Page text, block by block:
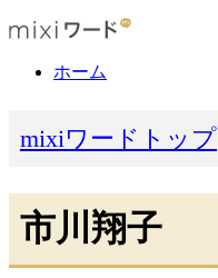
ホーム
mixiワードトップ
市川翔子